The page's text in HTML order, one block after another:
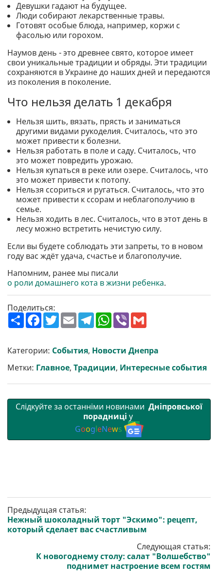
Девушки гадают на будущее.
Люди собирают лекарственные травы.
Готовят особые блюда, например, коржи с
фасолью или горохом.
Наумов день - это древнее свято, которое имеет
свои уникальные традиции и обряды. Эти традиции
сохраняются в Украине до наших дней и передаются
из поколения в поколение.
Что нельзя делать 1 декабря
Нельзя шить, вязать, прясть и заниматься
другими видами рукоделия. Считалось, что это
может привести к болезни.
Нельзя работать в поле и саду. Считалось, что
это может повредить урожаю.
Нельзя купаться в реке или озере. Считалось, что
это может привести к потопу.
Нельзя ссориться и ругаться. Считалось, что это
может привести к ссорам и неблагополучию в
семье.
Нельзя ходить в лес. Считалось, что в этот день в
лесу можно встретить нечистую силу.
Если вы будете соблюдать эти запреты, то в новом
году вас ждёт удача, счастье и благополучие.
Напомним, ранее мы писали
о роли домашнего кота в жизни ребенка.
Поделиться:
П
о
р
и
т
и
F
a
b
o
o
k
T
w
t
e
r
E
m
l
T
e
g
r
a
m
W
h
s
A
p
p
V
r l
Категории: События, Новости Днепра
Метки: Главное, Традиции, Интересные события
Слідкуйте за останніми новинами Дніпровської
порадниці у
GoogleNews
Предыдущая статья:
Нежный шоколадный торт "Эскимо": рецепт,
который сделает вас счастливым
Следующая статья:
К новогоднему столу: салат "Волшебство"
поднимет настроение всем гостям